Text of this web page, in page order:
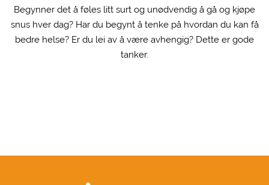
Begynner det å føles litt surt og unødvendig å gå og kjøpe
snus hver dag? Har du begynt å tenke på hvordan du kan få
bedre helse? Er du lei av å være avhengig? Dette er gode
tanker.